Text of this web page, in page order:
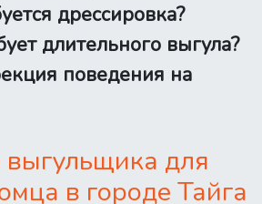
дрессировка?
длительного выгула?
поведения на
для
в городе Тайга